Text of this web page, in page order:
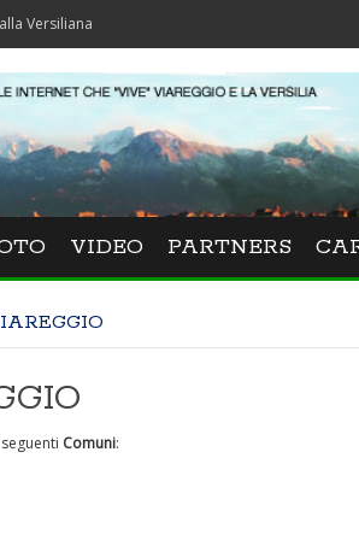
VIDEO PARTNERS
Comuni: